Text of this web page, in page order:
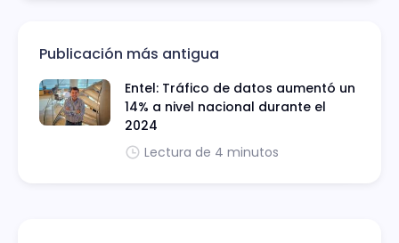
Publicación más antigua
Entel: Tráfico de datos aumentó un
14% a nivel nacional durante el
2024
Lectura de 4 minutos